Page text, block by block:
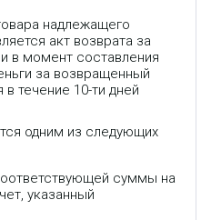
надлежащего
акт возврата за
в момент составления
за возвращенный
течение 10-ти дней
одним из следующих
суммы на
указанный